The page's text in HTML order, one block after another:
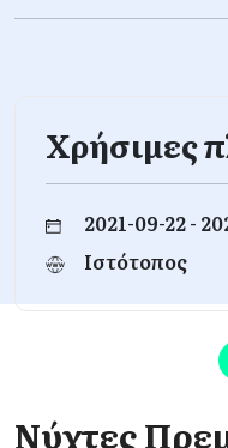
Χρήσιμες
2021-09-22 -
Ιστότοπος
Νύχτες